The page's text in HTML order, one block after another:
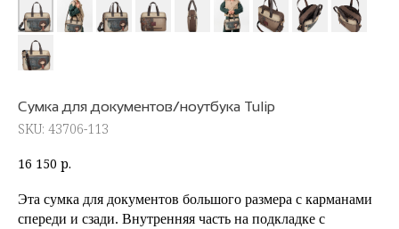
Сумка для документов/ноутбука Tulip
SKU: 43706-113
16 150 р.
Эта сумка для документов большого размера с карманами
спереди и сзади. Внутренняя часть на подкладке с